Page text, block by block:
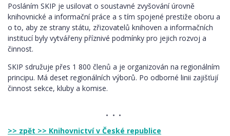
Posláním SKIP je usilovat o soustavné zvyšování úrovně
knihovnické a informační práce a s tím spojené prestiže oboru a
o to, aby ze strany státu, zřizovatelů knihoven a informačních
institucí byly vytvářeny příznivé podmínky pro jejich rozvoj a
činnost.
SKIP sdružuje přes 1 800 členů a je organizován na regionálním
principu. Má deset regionálních výborů. Po odborné linii zajišťují
činnost sekce, kluby a komise.
>> zpět >> Knihovnictví v České republice